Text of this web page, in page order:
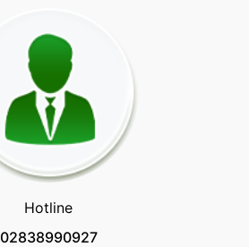
Hotline
02838990927